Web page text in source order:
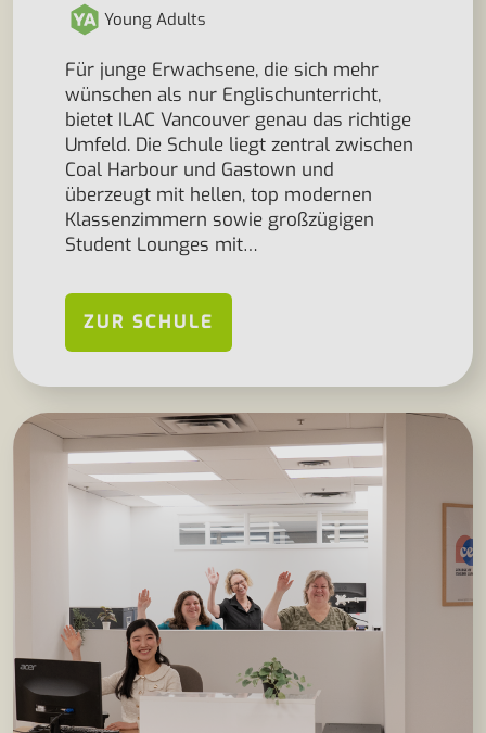
Young Adults
Für junge Erwachsene, die sich mehr
wünschen als nur Englischunterricht,
bietet ILAC Vancouver genau das richtige
Umfeld. Die Schule liegt zentral zwischen
Coal Harbour und Gastown und
überzeugt mit hellen, top modernen
Klassenzimmern sowie großzügigen
Student Lounges mit…
ZUR SCHULE